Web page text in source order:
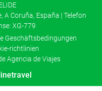
A Coruña, España | Telefon
XG-779
Geschäftsbedingungen
richtlinien
Agencia de Viajes